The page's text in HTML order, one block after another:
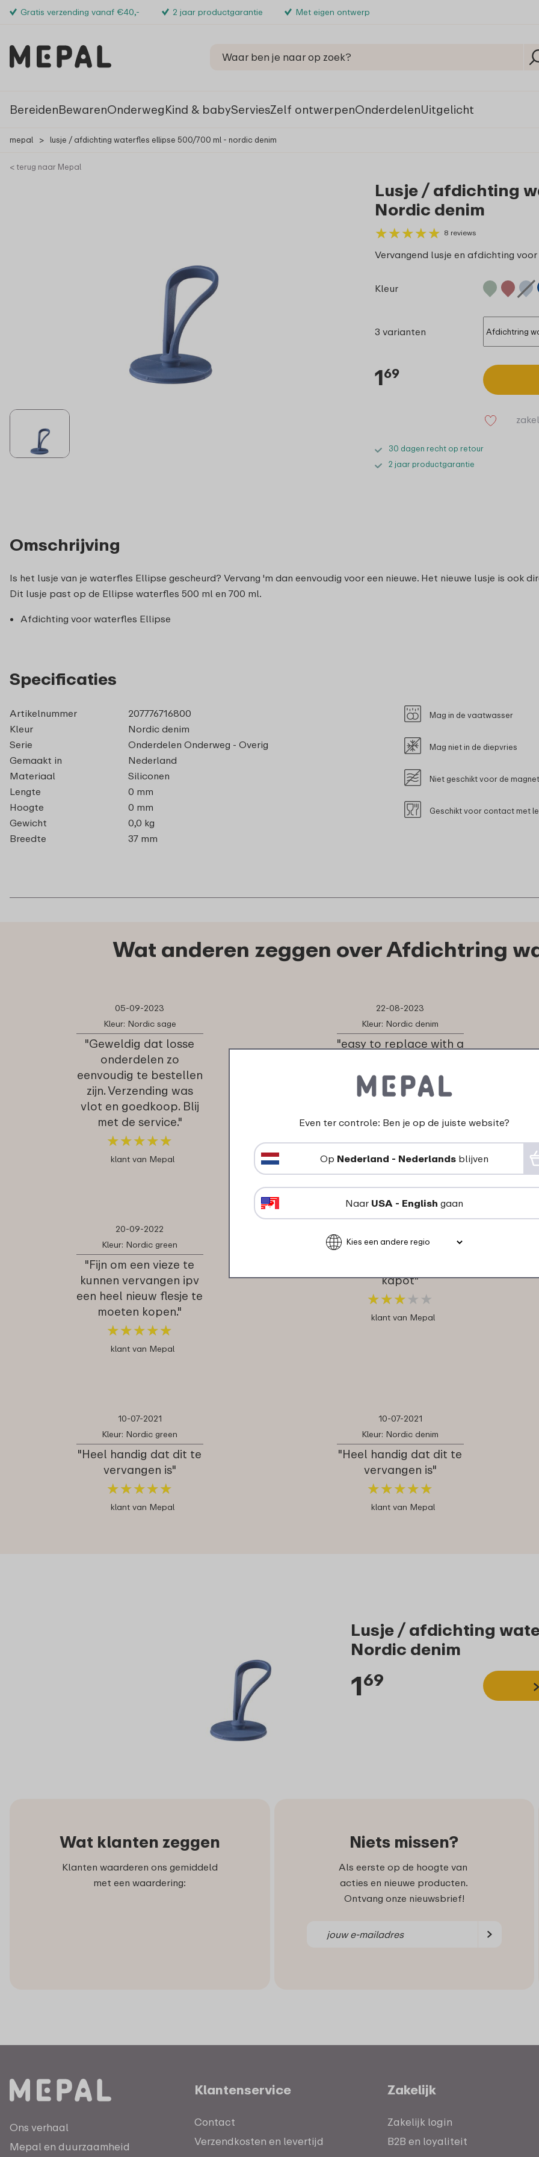
Gratis verzending vanaf €40,- 2 jaar productgarantie Met eigen ontwerp
BereidenBewarenOnderwegKind & babyServiesZelf ontwerpenOnderdelenUitgelicht
mepal > lusje / afdichting waterfles ellipse 500/700 ml - nordic denim
< terug naar Mepal
Lusje / afdichting
Nordic denim
★★★★★
★★★★★ 8 reviews
Vervangend lusje en afdichting
Kleur
3 varianten
169
30 dagen recht op retour
2 jaar productgarantie
Omschrijving
Is het lusje van je waterfles Ellipse gescheurd? Vervang 'm dan eenvoudig voor een nieuwe. Het nieuwe lusje is ook
Dit lusje past op de Ellipse waterfles 500 ml en 700 ml.
Afdichting voor waterfles Ellipse
Specificaties
Artikelnummer
207776716800
Kleur
Nordic denim
Serie
Onderdelen Onderweg - Overig
Gemaakt in
Nederland
Materiaal
Siliconen
Lengte
0 mm
Hoogte
0 mm
Gewicht
0,0 kg
Breedte
37 mm
Mag in de vaatwasser
Mag niet in de diepvries
Niet geschikt voor de
Geschikt voor contact met
Wat anderen zeggen over Afdichtring
05-09-2023
Kleur: Nordic sage
"Geweldig dat losse
onderdelen zo
eenvoudig te bestellen
zijn. Verzending was
vlot en goedkoop. Blij
met de service."
★★★★★
★★★★★
klant van Mepal
22-08-2023
Kleur: Nordic denim
"easy to replace with a
★ ★★★ ★
★ ★★★ ★
klant van Mepal
20-09-2022
Kleur: Nordic green
"Fijn om een vieze te
kunnen vervangen ipv
een heel nieuw flesje te
moeten kopen."
★★★★★
★★★★★
klant van Mepal
Kleur: Nordic denim
kapot"
★★★ ★ ★
★★★ ★ ★
klant van Mepal
10-07-2021
Kleur: Nordic green
"Heel handig dat dit te
vervangen is"
★★★★★
★★★★★
klant van Mepal
10-07-2021
Kleur: Nordic denim
"Heel handig dat dit te
vervangen is"
★★★★★
★★★★★
klant van Mepal
Lusje / afdichting
Nordic denim
169
Wat klanten zeggen
Klanten waarderen ons gemiddeld
met een waardering:
Niets missen?
Als eerste op de hoogte van
acties en nieuwe producten.
Ontvang onze nieuwsbrief!
Ons verhaal
Mepal en duurzaamheid
Klantenservice
Contact
Verzendkosten en levertijd
Zakelijk
Zakelijk login
B2B en loyaliteit
Even ter controle: Ben je op de juiste website?
Op Nederland - Nederlands blijven
Naar USA - English gaan